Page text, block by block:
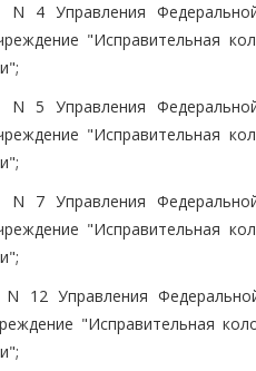
N 4 Управления
"Исправительная
N 5 Управления
"Исправительная
N 7 Управления
"Исправительная
12 Управления
"Исправительная